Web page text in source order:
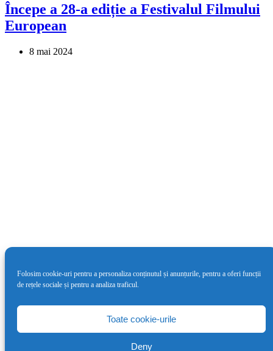
Începe a 28-a ediție a Festivalul Filmului
European
8 mai 2024
Cea de-a doua ediție LYNX Festival va
avea loc între 4 – 9 iunie
Folosim cookie-uri pentru a personaliza conținutul și anunțurile, pentru a oferi funcții
de rețele sociale și pentru a analiza traficul.
Toate cookie-urile
Deny